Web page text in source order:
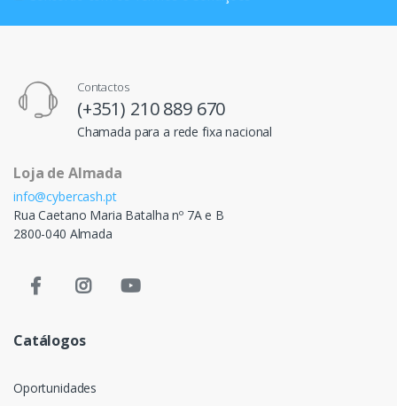
Contactos
(+351) 210 889 670
Chamada para a rede fixa nacional
Loja de Almada
info@cybercash.pt
Rua Caetano Maria Batalha nº 7A e B
2800-040 Almada
Catálogos
Oportunidades